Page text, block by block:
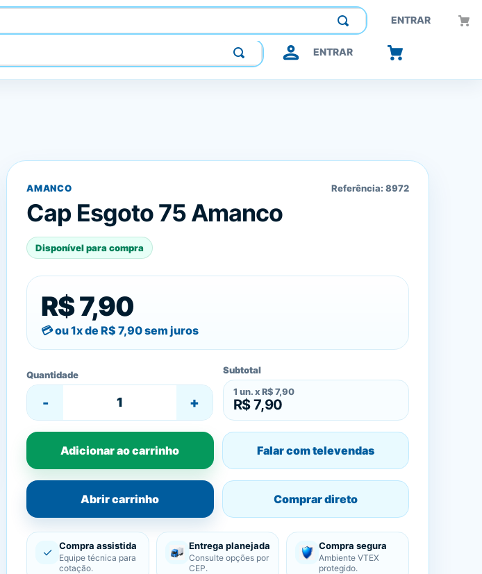
ENTRAR
Construindo confiança, inovando o futuro.
ENTRAR
AMANCO Referência: 8972
Cap Esgoto 75 Amanco
Disponível para compra
R$ 7,90
ou 1x de R$ 7,90sem juros
Quantidade
- +
Subtotal
1 un. x R$ 7,90
R$ 7,90
Adicionar ao carrinho Falar com televendas
Abrir carrinho Comprar direto
✓ Compra assistida
Equipe técnica para
cotação.
Entrega planejada
Consulte opções por
CEP.
Compra segura
Ambiente VTEX
protegido.